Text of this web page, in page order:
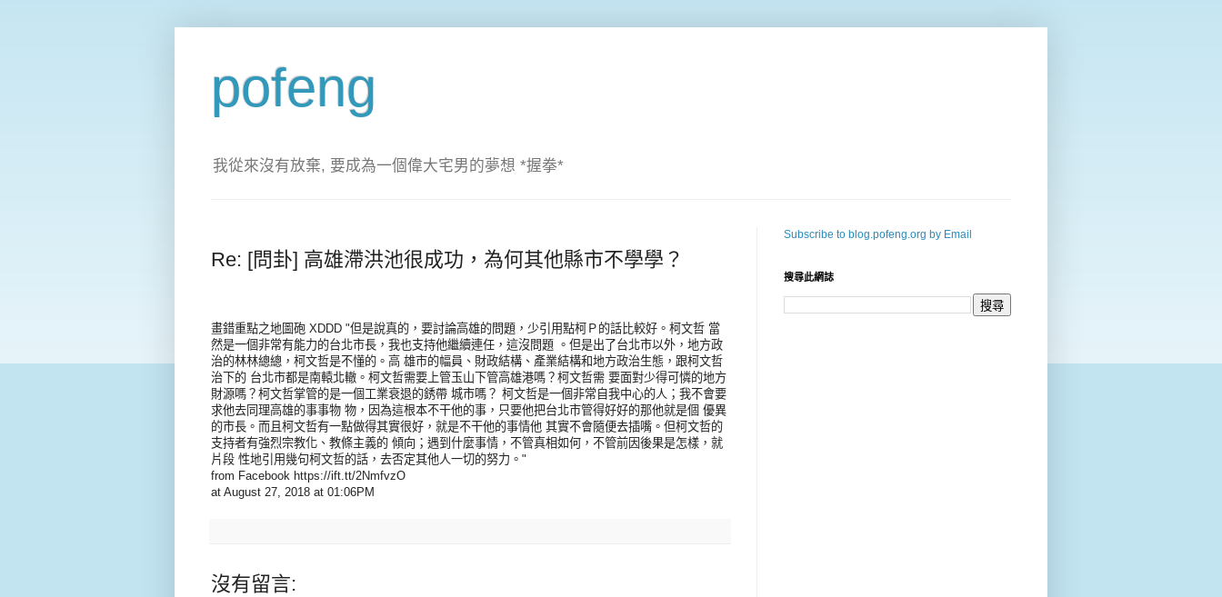
pofeng
我從來沒有放棄, 要成為一個偉大宅男的夢想 *握拳*
Re: [問卦] 高雄滯洪池很成功，為何其他縣市不學學？
畫錯重點之地圖砲 XDDD "但是說真的，要討論高雄的問題，少引用點柯Ｐ的話比較好。柯文哲 當
然是一個非常有能力的台北市長，我也支持他繼續連任，這沒問題 。但是出了台北市以外，地方政
治的林林總總，柯文哲是不懂的。高 雄市的幅員、財政結構、產業結構和地方政治生態，跟柯文哲
治下的 台北市都是南轅北轍。柯文哲需要上管玉山下管高雄港嗎？柯文哲需 要面對少得可憐的地方
財源嗎？柯文哲掌管的是一個工業衰退的銹帶 城市嗎？ 柯文哲是一個非常自我中心的人；我不會要
求他去同理高雄的事事物 物，因為這根本不干他的事，只要他把台北市管得好好的那他就是個 優異
的市長。而且柯文哲有一點做得其實很好，就是不干他的事情他 其實不會隨便去插嘴。但柯文哲的
支持者有強烈宗教化、教條主義的 傾向；遇到什麼事情，不管真相如何，不管前因後果是怎樣，就
片段 性地引用幾句柯文哲的話，去否定其他人一切的努力。"
from Facebook https://ift.tt/2NmfvzO
at August 27, 2018 at 01:06PM
沒有留言:
Subscribe to blog.pofeng.org by Email
搜尋此網誌